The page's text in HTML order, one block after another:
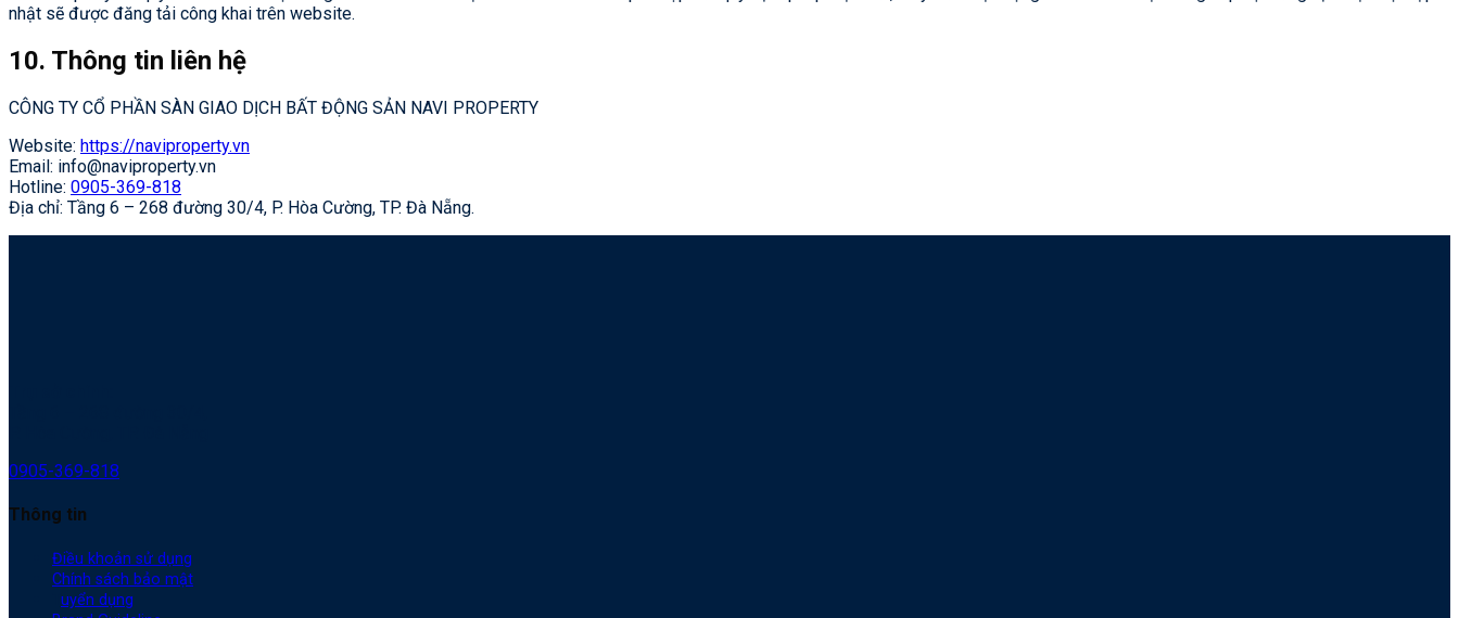
nhật sẽ được đăng tải công khai trên website.
10. Thông tin liên hệ
CÔNG TY CỔ PHẦN SÀN GIAO DỊCH BẤT ĐỘNG SẢN NAVI PROPERTY
Website: https://naviproperty.vn
Email: info@naviproperty.vn
Hotline: 0905-369-818
Địa chỉ: Tầng 6 – 268 đường 30/4, P. Hòa Cường, TP. Đà Nẵng.
0905-369-818
Thông tin
Điều khoản sử dụng
Chính sách bảo mật
uyển dụng